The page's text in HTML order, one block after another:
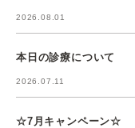
2026.08.01
本日の診療について
2026.07.11
☆7月キャンペーン☆